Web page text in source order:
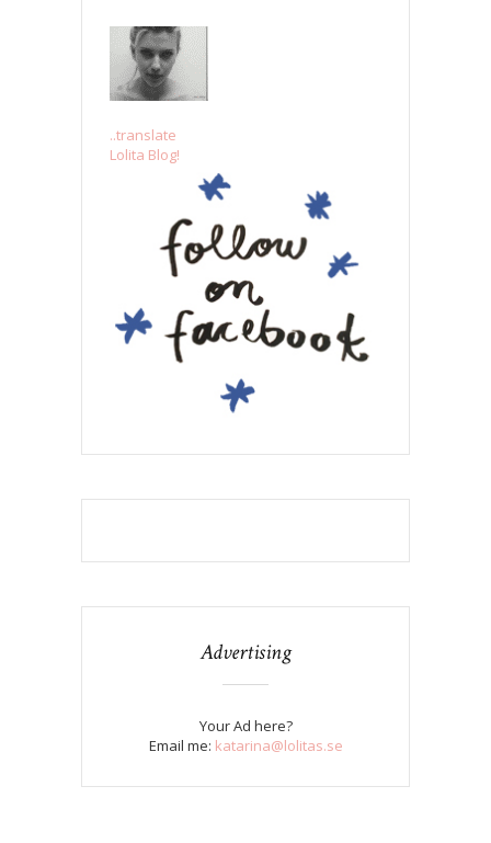
..translate
Lolita Blog!
Advertising
Your Ad here?
Email me: katarina@lolitas.se